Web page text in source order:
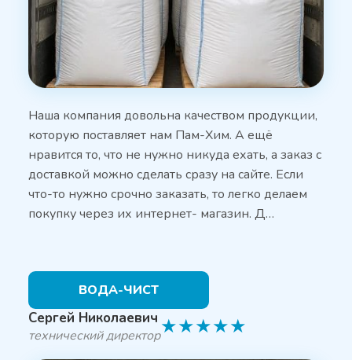
Наша компания довольна качеством продукции,
которую поставляет нам Пам-Хим. А ещё
нравится то, что не нужно никуда ехать, а заказ с
доставкой можно сделать сразу на сайте. Если
что-то нужно срочно заказать, то легко делаем
покупку через их интернет- магазин. Д…
ВОДА-ЧИСТ
Сергей Николаевич
технический директор★★★★★